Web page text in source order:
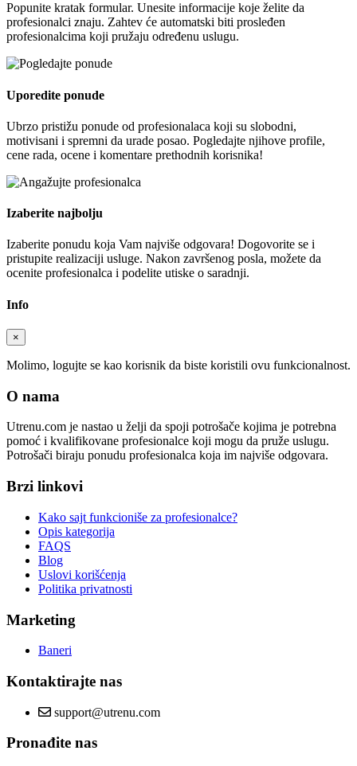
Popunite kratak formular. Unesite informacije koje želite da
profesionalci znaju. Zahtev će automatski biti prosleđen
profesionalcima koji pružaju određenu uslugu.
Uporedite ponude
Ubrzo pristižu ponude od profesionalaca koji su slobodni,
motivisani i spremni da urade posao. Pogledajte njihove profile,
cene rada, ocene i komentare prethodnih korisnika!
Izaberite najbolju
Izaberite ponudu koja Vam najviše odgovara! Dogovorite se i
pristupite realizaciji usluge. Nakon završenog posla, možete da
ocenite profesionalca i podelite utiske o saradnji.
Info
×
Molimo, logujte se kao korisnik da biste koristili ovu funkcionalnost.
O nama
Utrenu.com je nastao u želji da spoji potrošače kojima je potrebna
pomoć i kvalifikovane profesionalce koji mogu da pruže uslugu.
Potrošači biraju ponudu profesionalca koja im najviše odgovara.
Brzi linkovi
Kako sajt funkcioniše za profesionalce?
Opis kategorija
FAQS
Blog
Uslovi korišćenja
Politika privatnosti
Marketing
Baneri
Kontaktirajte nas
support@utrenu.com
Pronađite nas